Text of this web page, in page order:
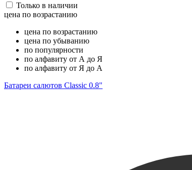
Только в наличии
цена по возрастанию
цена по возрастанию
цена по убыванию
по популярности
по алфавиту от А до Я
по алфавиту от Я до А
Батареи салютов Classic 0.8"